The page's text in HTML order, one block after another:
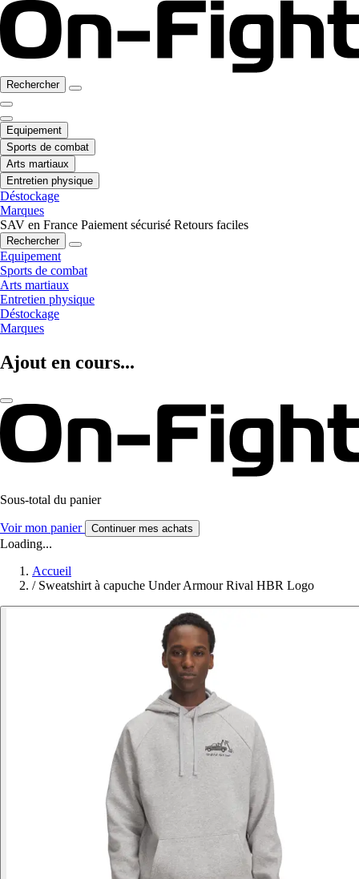
Rechercher
Equipement
Sports de combat
Arts martiaux
Entretien physique
Déstockage
Marques
SAV en France Paiement sécurisé Retours faciles
Rechercher
Equipement
Sports de combat
Arts martiaux
Entretien physique
Déstockage
Marques
Ajout en cours...
Sous-total du panier
Voir mon panier Continuer mes achats
Loading...
Accueil
/ Sweatshirt à capuche Under Armour Rival HBR Logo